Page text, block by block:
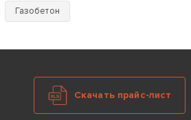
Газобетон
Скачать прайс-лист